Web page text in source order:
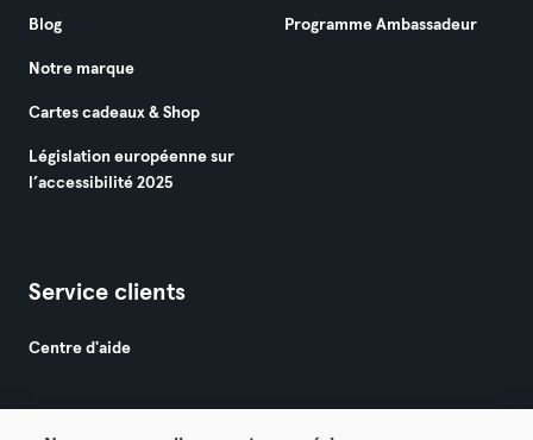
Blog
Notre marque
Cartes cadeaux & Shop
Législation européenne sur
l’accessibilité 2025
Programme Ambassadeur
Service clients
Centre d'aide